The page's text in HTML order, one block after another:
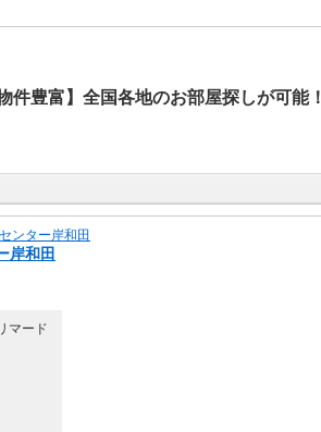
件豊富】全国各地のお部屋探しが可能！
岸和田
マード